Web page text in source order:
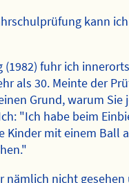
kann
(1982) fuhr ich
als 30. Meinte der
Grund, warum Sie
"Ich habe beim
Kinder mit einem Ball
nämlich nicht gesehen